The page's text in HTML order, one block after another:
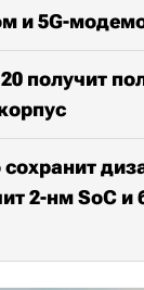
и 5G-
получит
сохранит
2-нм SoC и